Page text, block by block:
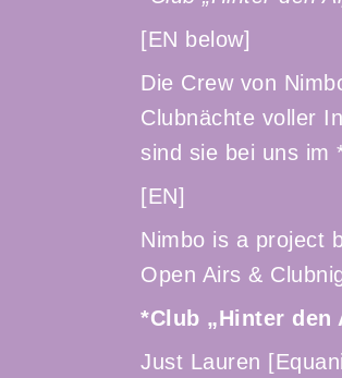
[EN below]
Die Crew von
Clubnächte voller
sind sie bei uns im
[EN]
Nimbo is a project
Open Airs &
*Club „Hinter den
Just Lauren